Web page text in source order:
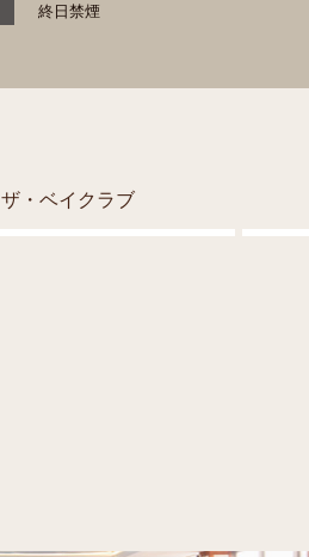
終日禁煙
ザ・ベイクラブ